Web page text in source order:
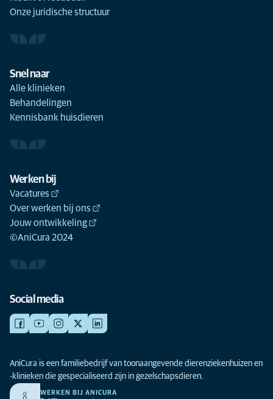
Onze juridische structuur
Snel naar
Alle klinieken
Behandelingen
Kennisbank huisdieren
Werken bij
Vacatures
Over werken bij ons
Jouw ontwikkeling
©AniCura 2024
Social media
AniCura is een familiebedrijf van toonaangevende dierenziekenhuizen en
-klinieken die gespecialiseerd zijn in gezelschapsdieren.
WERKEN BIJ ANICURA